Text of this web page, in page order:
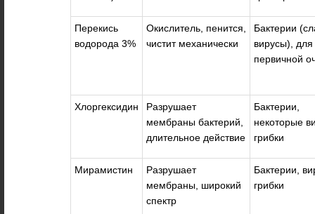
Перекись
водорода 3%
Окислитель, пенится,
чистит механически
Бактерии
вирусы), для
первичной
Хлоргексидин
Разрушает
мембраны бактерий,
длительное действие
Бактерии,
некоторые
грибки
Мирамистин
Разрушает
мембраны, широкий
спектр
Бактерии,
грибки